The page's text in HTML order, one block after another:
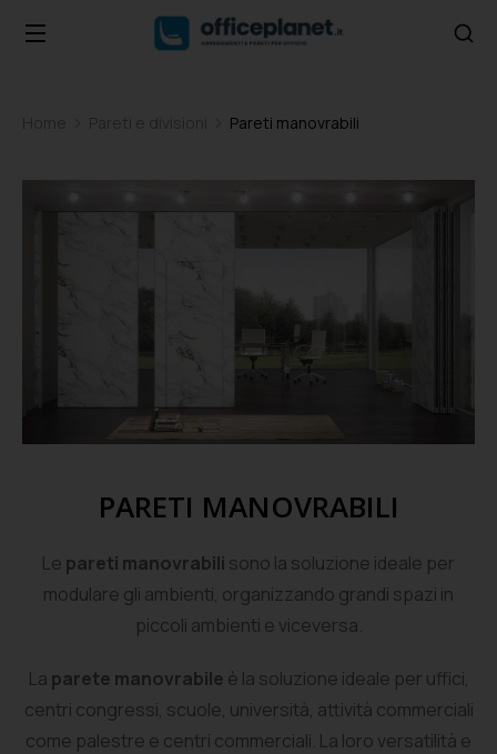
Pareti manovrabili
PARETI MANOVRABILI
Le pareti manovrabili sono la soluzione ideale per
modulare gli ambienti, organizzando grandi spazi in
piccoli ambienti e viceversa.
La parete manovrabile è la soluzione ideale per uffici,
centri congressi, scuole, università, attività commerciali
come palestre e centri commerciali. La loro versatilità e